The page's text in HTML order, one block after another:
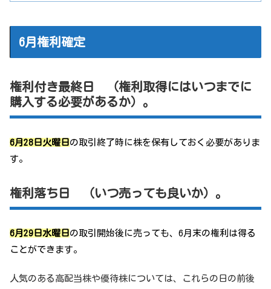
6月権利確定
権利付き最終日 （権利取得にはいつまでに
購入する必要があるか）。
6月28日火曜日の取引終了時に株を保有しておく必要がありま
す。
権利落ち日 （いつ売っても良いか）。
6月29日水曜日 の取引開始後に売っても、6月末の権利は得る
ことができます。
人気のある高配当株や優待株については、これらの日の前後